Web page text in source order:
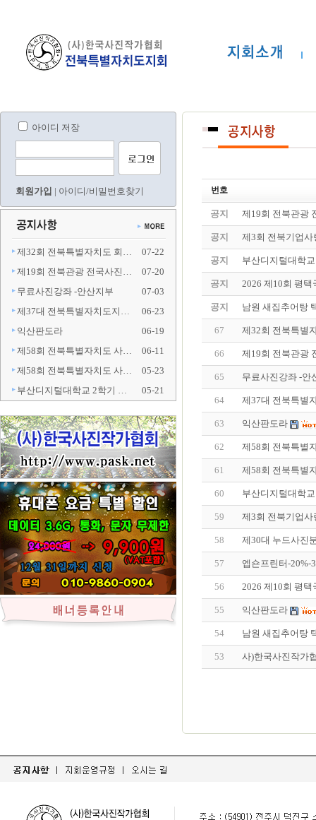
아이디 저장
회원가입 | 아이디/비밀번호찾기
제32회 전북특별자치도 회…
07-22
제19회 전북관광 전국사진…
07-20
무료사진강좌 -안산지부
07-03
제37대 전북특별자치도지…
06-23
익산판도라
06-19
제58회 전북특별자치도 사…
06-11
제58회 전북특별자치도 사…
05-23
부산디지털대학교 2학기 …
05-21
번호
공지 제19회 전북관광
공지 제3회 전북기업사
공지 부산디지털대학
공지 2026 제10회 평택
공지 남원 새집추어탕
67 제32회 전북특별
66 제19회 전북관광
65 무료사진강좌 -안
64 제37대 전북특별
63 익산판도라
62 제58회 전북특별
61 제58회 전북특별
60 부산디지털대학
59 제3회 전북기업사
58 제30대 누드사진
57 엡숀프린터-20%-
56 2026 제10회 평택
55 익산판도라
54 남원 새집추어탕
53 사)한국사진작가